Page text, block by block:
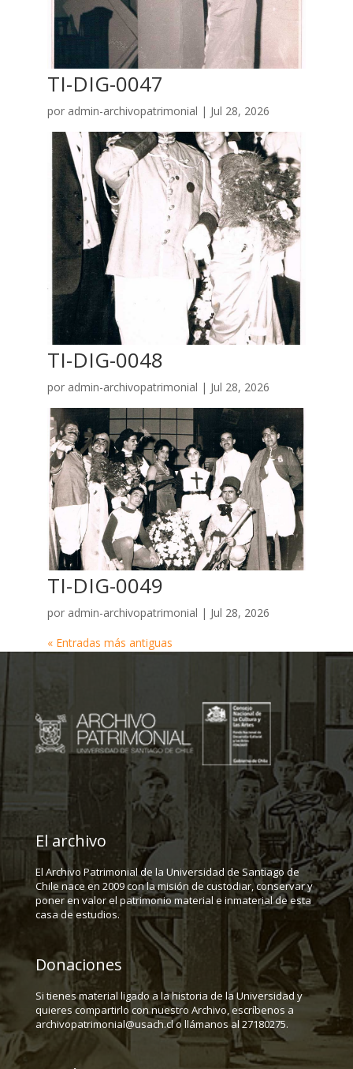
TI-DIG-0047
por admin-archivopatrimonial | Jul 28, 2026
TI-DIG-0048
por admin-archivopatrimonial | Jul 28, 2026
TI-DIG-0049
por admin-archivopatrimonial | Jul 28, 2026
« Entradas más antiguas
El archivo
El Archivo Patrimonial de la Universidad de Santiago de
Chile nace en 2009 con la misión de custodiar, conservar y
poner en valor el patrimonio material e inmaterial de esta
casa de estudios.
Donaciones
Si tienes material ligado a la historia de la Universidad y
quieres compartirlo con nuestro Archivo, escríbenos a
archivopatrimonial@usach.cl o llámanos al 27180275.